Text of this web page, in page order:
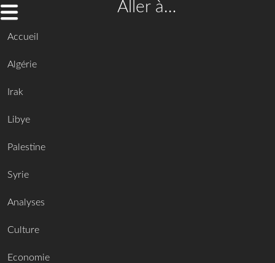
Aller à…
Accueil
Algérie
Irak
Libye
Palestine
Syrie
Analyses
Culture
Economie